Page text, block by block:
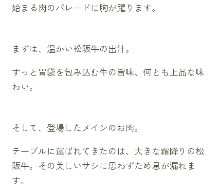
始まる肉のパレードに胸が躍ります。
まずは、温かい松阪牛の出汁。
すっと胃袋を包み込む牛の旨味、何とも上品な味
わい。
そして、登場したメインのお肉。
テーブルに運ばれてきたのは、大きな霜降りの松
阪牛。その美しいサシに思わずため息が漏れま
す。